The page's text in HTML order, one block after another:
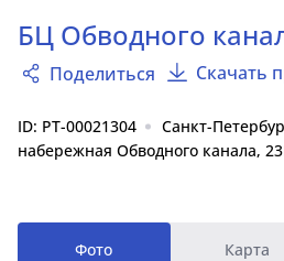
БЦ Обводного
Поделиться Скачать
ID: PT-00021304
Санкт-
набережная Обводного канала,
Фото Карта